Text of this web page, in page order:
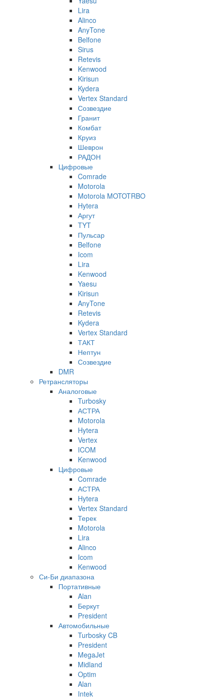
Lira
Alinco
AnyTone
Belfone
Sirus
Retevis
Kenwood
Kirisun
Kydera
Vertex Standard
Созвездие
Гранит
Комбат
Круиз
Шеврон
РАДОН
Цифровые
Comrade
Motorola
Motorola MOTOTRBO
Hytera
Аргут
TYT
Пульсар
Belfone
Icom
Lira
Kenwood
Yaesu
Kirisun
AnyTone
Retevis
Kydera
Vertex Standard
ТАКТ
Нептун
Созвездие
DMR
Ретрансляторы
Аналоговые
Turbosky
АСТРА
Motorola
Hytera
Vertex
ICOM
Kenwood
Цифровые
Comrade
АСТРА
Hytera
Vertex Standard
Терек
Motorola
Lira
Alinco
Icom
Kenwood
Си-Би диапазона
Портативные
Alan
Беркут
President
Автомобильные
Turbosky CB
President
MegaJet
Midland
Optim
Alan
Intek